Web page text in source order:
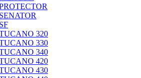
320
330
340
420
430